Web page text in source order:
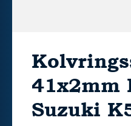
41x2mm
Suzuki